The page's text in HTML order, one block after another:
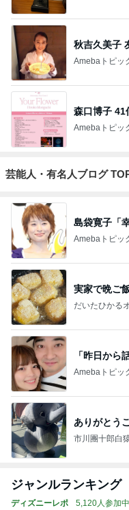
秋吉久美子
Amebaトピッ
森口博子 41
Amebaトピッ
芸能人・有名人ブログ
島袋寛子「
Amebaトピッ
実家で晩ご
だいたひかる
「昨日から
Amebaトピッ
ありがとう
市川團十郎白
ジャンルランキング
ディズニーレポ 5,120人参加中